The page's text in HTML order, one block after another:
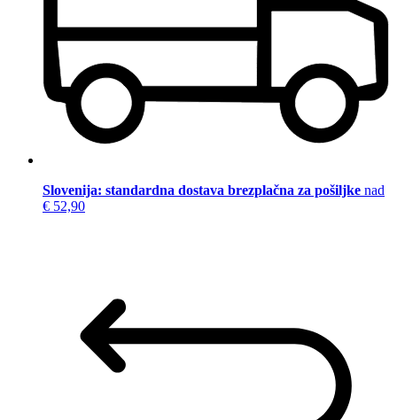
Slovenija: standardna dostava brezplačna za pošiljke nad
€ 52,90